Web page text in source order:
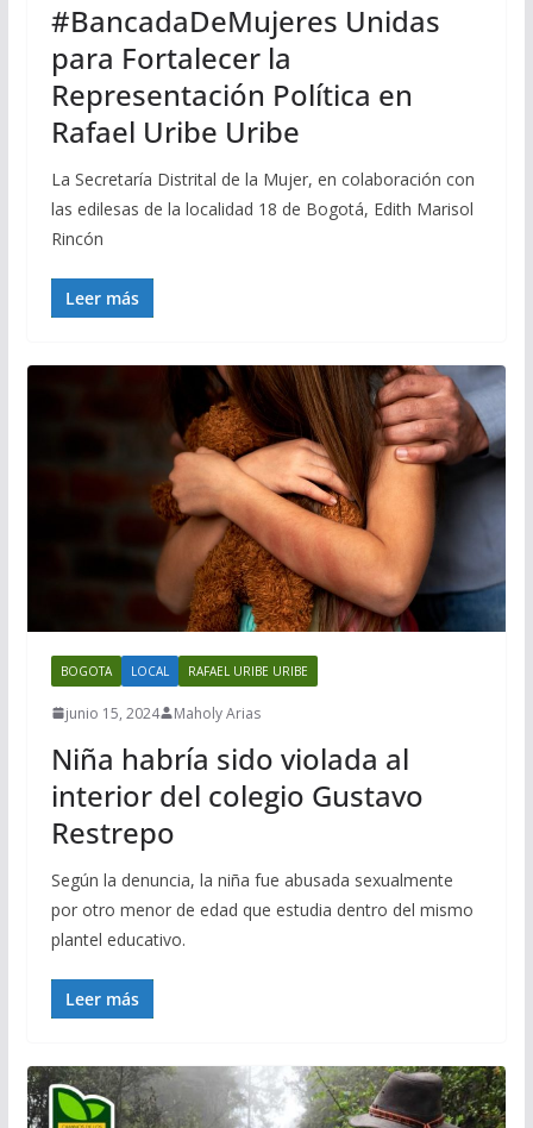
#BancadaDeMujeres Unidas
para Fortalecer la
Representación Política en
Rafael Uribe Uribe
La Secretaría Distrital de la Mujer, en colaboración con
las edilesas de la localidad 18 de Bogotá, Edith Marisol
Rincón
Leer más
BOGOTA LOCAL RAFAEL URIBE URIBE
junio 15, 2024 Maholy Arias
Niña habría sido violada al
interior del colegio Gustavo
Restrepo
Según la denuncia, la niña fue abusada sexualmente
por otro menor de edad que estudia dentro del mismo
plantel educativo.
Leer más